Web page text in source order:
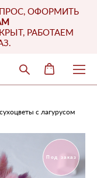
ОФОРМИТЬ
РАБОТАЕМ
сухоцветы с лагурусом
Под заказ